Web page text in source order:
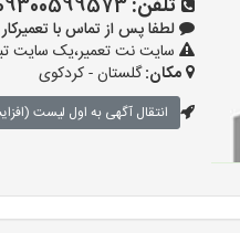
تلفن:
لطفا پس از تماس با تعمیرکار
سایت نت تعمیر،یک سایت
مکان:گلستان - کردکوی
انتقال آگهی به اول لیست